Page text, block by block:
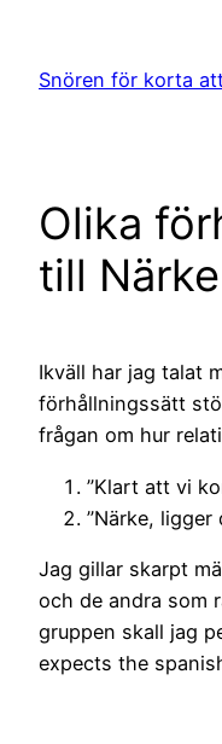
innehåll
Snören för korta
Olika
till Närke
Ikväll har jag talat
förhållningssätt
frågan om hur
”Klart att vi
”Närke, ligger
Jag gillar skarpt
och de andra som
gruppen skall jag
expects the